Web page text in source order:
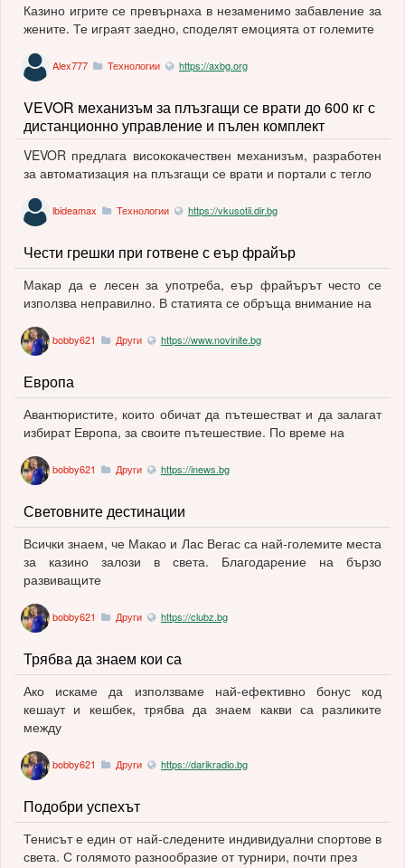
Казино игрите се превърнаха в незаменимо забавление за
жените. Те играят заедно, споделят емоцията от големите
VEVOR механизъм за плъзгащи се врати до 600 кг с
дистанционно управление и пълен комплект
Alex777 Технологии https://axbg.org
VEVOR предлага висококачествен механизъм, разработен
за автоматизация на плъзгащи се врати и портали с тегло
Чести грешки при готвене с еър фрайър
lbideamax Технологии https://vkusotii.dir.bg
Макар да е лесен за употреба, еър фрайърът често се
използва неправилно. В статията се обръща внимание на
Европа
bobby621 Други https://www.novinite.bg
Авантюристите, които обичат да пътешестват и да залагат
избират Европа, за своите пътешествие. По време на
Световните дестинации
bobby621 Други https://inews.bg
Всички знаем, че Макао и Лас Вегас са най-големите места
за казино залози в света. Благодарение на бързо
развиващите
Трябва да знаем кои са
bobby621 Други https://clubz.bg
Ако искаме да използваме най-ефективно бонус код
кешаут и кешбек, трябва да знаем какви са разликите
между
Подобри успехът
bobby621 Други https://darikradio.bg
Тенисът е един от най-следените индивидуални спортове в
света. С голямото разнообразие от турнири, почти през